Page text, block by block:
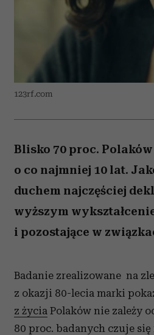
123rf.com
Blisko 70 proc. Polaków
o co najmniej 10 lat.
duchem najczęściej
wyższym
i pozostające w
Badanie zrealizowane na
z okazji 80-lecia marki
z życia Polaków nie zależy
80 proc. badanych czuje się